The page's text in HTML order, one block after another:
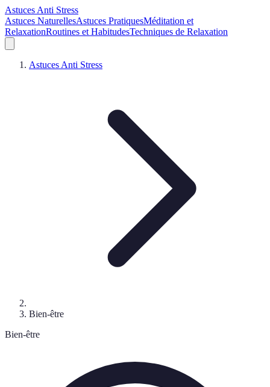
Astuces Anti Stress
Astuces NaturellesAstuces PratiquesMéditation et
RelaxationRoutines et HabitudesTechniques de Relaxation
Astuces Anti Stress
Bien-être
Bien-être